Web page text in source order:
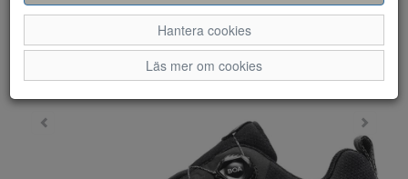
Hantera cookies
Läs mer om cookies